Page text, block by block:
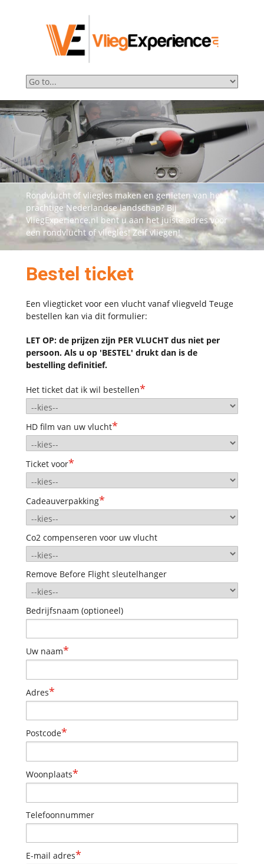
Rondvlucht of vliegles maken en genieten van het
prachtige Nederlandse landschap? Bij
VliegExperience.nl bent u aan het juiste adres voor
een rondvlucht of vliegles! Zelf vliegen!
Bestel ticket
Een vliegticket voor een vlucht vanaf vliegveld Teuge
bestellen kan via dit formulier:
LET OP: de prijzen zijn PER VLUCHT dus niet per
persoon. Als u op 'BESTEL' drukt dan is de
bestelling definitief.
Het ticket dat ik wil bestellen*
HD film van uw vlucht*
Ticket voor*
Cadeauverpakking*
Co2 compenseren voor uw vlucht
Remove Before Flight sleutelhanger
Bedrijfsnaam (optioneel)
Uw naam*
Adres*
Postcode*
Woonplaats*
Telefoonnummer
E-mail adres*